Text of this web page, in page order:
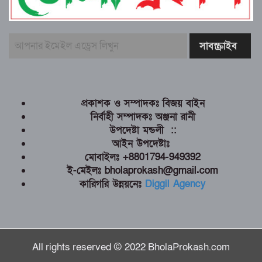
প্রকাশক ও সম্পাদকঃ বিজয় বাইন
নির্বাহী সম্পাদকঃ অঞ্জনা রানী
উপদেষ্টা মন্ডলী ::
আইন উপদেষ্টাঃ
মোবাইলঃ +8801794-949392
ই-মেইলঃ bholaprokash@gmail.com
কারিগরি উন্নয়নেঃ Diggil Agency
All rights reserved © 2022 BholaProkash.com